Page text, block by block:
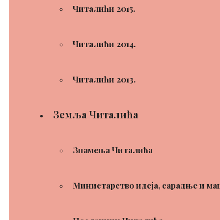
Читалићи 2015.
Читалићи 2014.
Читалићи 2013.
Земља Читалића
Знамења Читалића
Министарство идеја, сарадње и